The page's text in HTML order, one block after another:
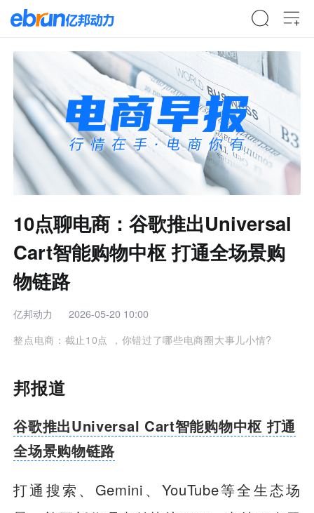
10点聊电商：谷歌推出Universal
Cart智能购物中枢 打通全场景购
物链路
亿邦动力
2026-05-20 10:00
整点电商：截止10点 ，你错过了哪些电商圈大事儿小情?
邦报道
谷歌推出Universal Cart智能购物中枢 打通
全场景购物链路
打通搜索、Gemini、YouTube等全生态场